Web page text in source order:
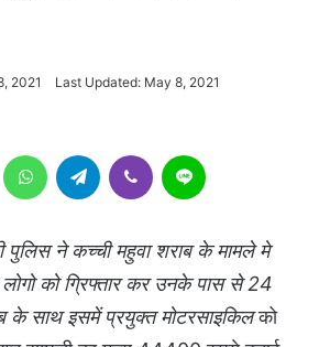
2021 Last Updated: May 8, 2021
LinkedIn WhatsAppTelegram Viber
पुलिस ने कच्ची महुवा शराब के मामले मे
लोगो को ग्रिफ्तार कर उनके पास से 24
के साथ इसमें प्रयुक्त मोटरसाइकिलको